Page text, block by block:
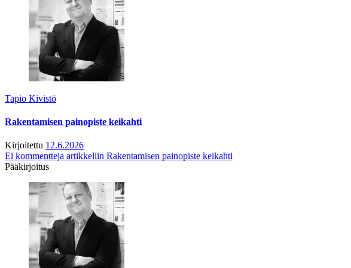
Tapio Kivistö
Rakentamisen painopiste keikahti
Kirjoitettu 12.6.2026
Ei kommentteja artikkeliin Rakentamisen painopiste keikahti
Pääkirjoitus